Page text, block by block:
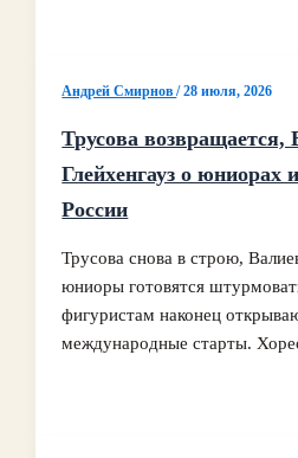
Андрей Смирнов/28 июля, 2026
Трусова возвращается,
Глейхенгауз о юниорах
России
Трусова снова в строю,
юниоры готовятся
фигуристам наконец
международные старты.